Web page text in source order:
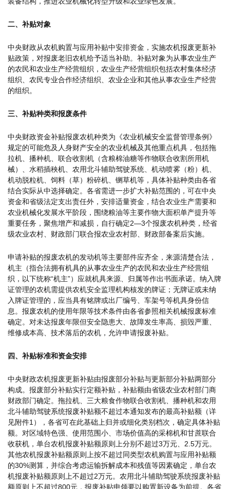
二、补贴对象
中央财政从农机购置与应用补贴中安排资金，实施农机报废更新补
贴政策，对报废老旧农机给予适当补助。补贴对象为从事农业生产
的农民和农业生产经营组织，农业生产经营组织包括农村集体经济
组织、农民专业合作经济组织、农业企业和其他从事农业生产经营
的组织。
三、补贴种类和报废条件
中央财政资金补贴报废农机种类为《农业机械安全监督管理条例》
规定的可能危及人身财产安全的农业机械及其他重点机具，包括拖
拉机、播种机、联合收割机（含粮棉油糖等作物联合收割所用机
械）、水稻插秧机、农用北斗辅助驾驶系统、机动喷雾（粉）机、
机动脱粒机、饲料（草）粉碎机、铡草机等，具体补贴种类由各省
结合实际从中选择确定。各省需进一步扩大补贴范围的，可在中央
资金和省级法定支出责任外，安排适量资金，结合农业生产需要和
农业机械化发展水平阶段，围绕粮油等主要作物大面积单产提升等
重要任务，聚焦增产和减损，自行确定2—3个报废农机种类，经省
级农业农村、财政部门联合报农业农村部、财政部备案后实施。
申请补贴的报废农机的发动机等主要部件应齐全，来源清楚合法，
机主（指合法拥有机具的从事农业生产的农民和农业生产经营组
织，以下统称“机主”）应就机具来源、归属等作出书面承诺。纳入牌
证管理的农机需提供农机安全监理机构核发的牌证；无牌证或未纳
入牌证管理的，应当具有铭牌或出厂编号、车架号等机具身份信
息。报废农机的使用年限等技术条件由各省参照相关机械报废标准
确定。对未达报废年限但安全隐患大、故障发生率高、损毁严重、
维修成本高、技术落后的农机，允许申请报废补贴。
四、补贴标准和资金安排
中央财政农机报废更新补贴由报废部分补贴与更新部分补贴两部分
构成。报废部分补贴实行定额补贴，补贴额由省级农业农村部门商
财政部门确定。拖拉机、三大粮食作物联合收割机、播种机和农用
北斗辅助驾驶系统报废补贴额不超过本通知发布的最高补贴额（详
见附件1），各省可在此基础上归并或细化类别档次，确定具体补贴
额。对区域特色强、使用范围小、市场价值高的采棉机和甘蔗联合
收获机，单台农机报废补贴额原则上分别不超过3万元、2.5万元。
其他农机报废补贴额原则上按不超过同类型农机购置与应用补贴额
的30%测算，并综合考虑运输拆解成本和残值等因素确定，单台农
机报废补贴额原则上不超过2万元。农用北斗辅助驾驶系统报废补贴
额原则上不超过800元，报废补贴申领要以购置新设备为前提。各省